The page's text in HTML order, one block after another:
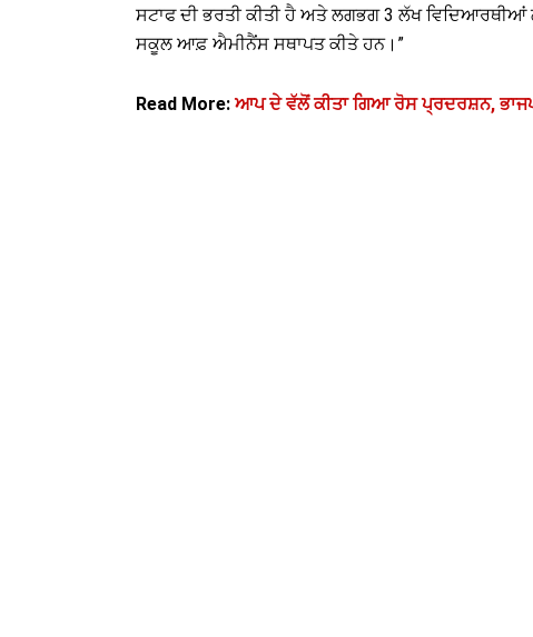
ਸਟਾਫ ਦੀ ਭਰਤੀ ਕੀਤੀ ਹੈ ਅਤੇ ਲਗਭਗ 3 ਲੱਖ
ਸਕੂਲ ਆਫ਼ ਐਮੀਨੈਂਸ ਸਥਾਪਤ ਕੀਤੇ ਹਨ।”
Read More:ਆਪ ਦੇ ਵੱਲੋਂ ਕੀਤਾ ਗਿਆ ਰੋਸ ਪ੍ਰਦਰਸ਼ਨ,